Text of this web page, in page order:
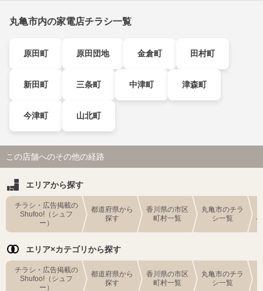
丸亀市内の家電店チラシ一覧
原田町 原田団地 金倉町 田村町
新田町 三条町 中津町 津森町
今津町 山北町
この店舗へのその他の経路
エリアから探す
チラシ・広告掲載の
Shufoo!（シュフ
ー）
都道府県から
探す
香川県の市区
町村一覧
丸亀市のチラ
シ一覧
エリア×カテゴリから探す
チラシ・広告掲載の
Shufoo!（シュフ
ー）
都道府県から
探す
香川県の市区
町村一覧
丸亀市のチラ
シ一覧